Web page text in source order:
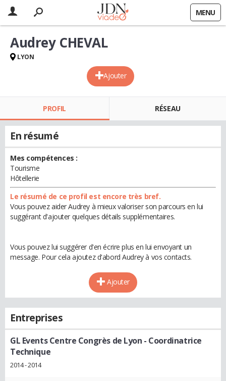
MENU
Ajouter
Audrey CHEVAL
LYON
PROFIL RÉSEAU
En résumé
Mes compétences :
Tourisme
Hôtellerie
Le résumé de ce profil est encore très bref.
Vous pouvez aider Audrey à mieux valoriser son parcours en lui
suggérant d'ajouter quelques détails supplémentaires.
Vous pouvez lui suggérer d'en écrire plus en lui envoyant un
message. Pour cela ajoutez d'abord Audrey à vos contacts.
Ajouter
Entreprises
GL Events Centre Congrès de Lyon - Coordinatrice
Technique
2014 - 2014